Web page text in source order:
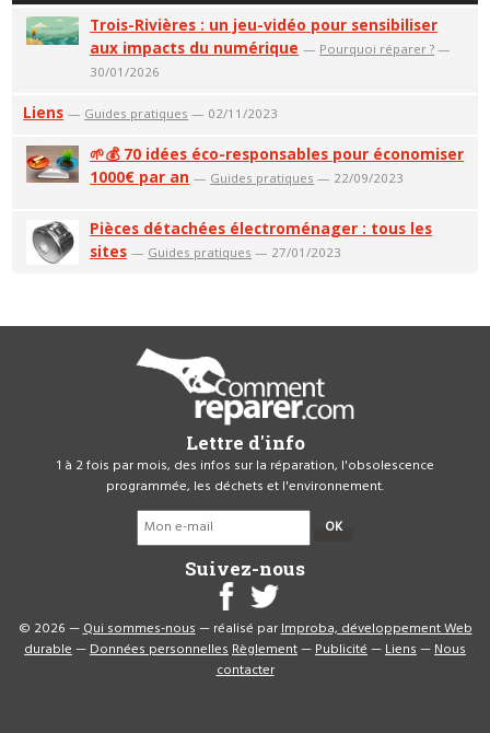
Trois-Rivières : un jeu-vidéo pour sensibiliser
aux impacts du numérique — Pourquoi réparer ? —
30/01/2026
Liens — Guides pratiques — 02/11/2023
🌱💰 70 idées éco-responsables pour économiser
1000€ par an — Guides pratiques — 22/09/2023
Pièces détachées électroménager : tous les
sites — Guides pratiques — 27/01/2023
Lettre d'info
1 à 2 fois par mois, des infos sur la réparation, l'obsolescence
programmée, les déchets et l'environnement.
OK
Suivez-nous
© 2026 —Qui sommes-nous— réalisé parImproba, développement Web
durable—Données personnellesRèglement—Publicité—Liens—Nous
contacter